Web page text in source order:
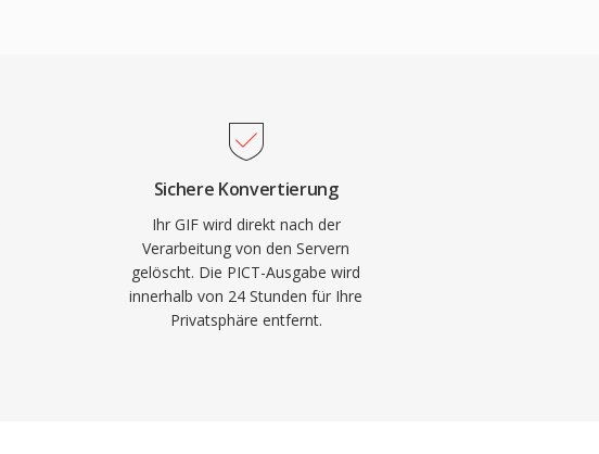
Sichere Konvertierung
Ihr GIF wird direkt nach der
Verarbeitung von den Servern
gelöscht. Die PICT-Ausgabe wird
innerhalb von 24 Stunden für Ihre
Privatsphäre entfernt.